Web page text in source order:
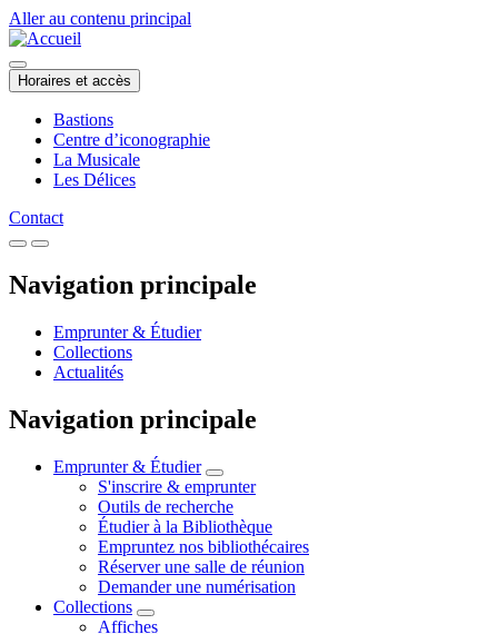
Aller au contenu principal
Horaires et accès
Bastions
Centre d’iconographie
La Musicale
Les Délices
Contact
Navigation principale
Emprunter & Étudier
Collections
Actualités
Navigation principale
Emprunter & Étudier
S'inscrire & emprunter
Outils de recherche
Étudier à la Bibliothèque
Empruntez nos bibliothécaires
Réserver une salle de réunion
Demander une numérisation
Collections
Affiches